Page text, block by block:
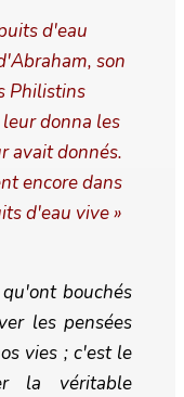
d'eau
son
Philistins
donna les
avait donnés.
encore dans
d'eau vive»
bouchés
les pensées
vies ; c'est le
la véritable